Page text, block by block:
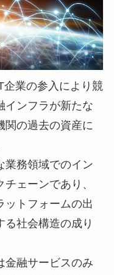
業の参入により競
インフラが新たな
関の過去の資産に
業務領域でのイン
ェーンであり、
ットフォームの出
社会構造の成り
金融サービスのみ